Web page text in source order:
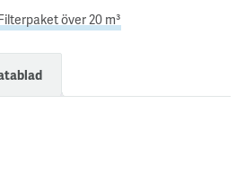
över 20 m³